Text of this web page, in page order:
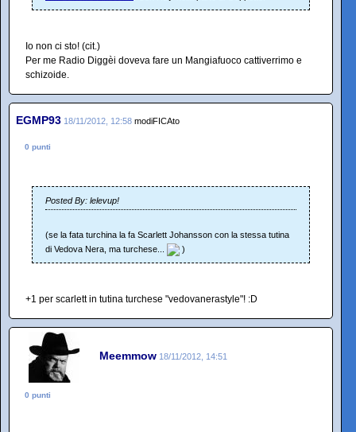
Io non ci sto! (cit.)
Per me Radio Diggèi doveva fare un Mangiafuoco cattiverrimo e
schizoide.
EGMP93 18/11/2012, 12:58 modiFICAto
0 punti
Posted By: lelevup!
(se la fata turchina la fa Scarlett Johansson con la stessa tutina
di Vedova Nera, ma turchese...
)
+1 per scarlett in tutina turchese "vedovanerastyle"! :D
Meemmow 18/11/2012, 14:51
0 punti